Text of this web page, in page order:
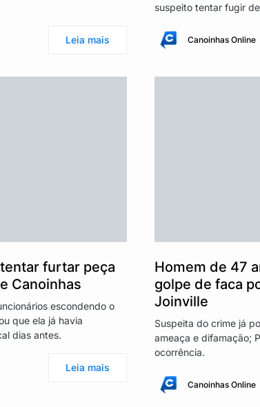
Leia mais
suspeito tentar fugir
Canoinhas Online
furtar peça
Canoinhas
escondendo o
que ela já havia
dias antes.
Leia mais
Homem de 47
golpe de faca
Joinville
Suspeita do crime já
ameaça e difamação;
ocorrência.
Canoinhas Online